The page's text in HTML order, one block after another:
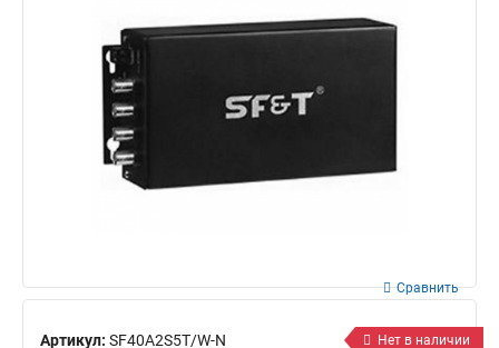
Артикул: SF40A2S5T/W-N
Сравнить
Нет в наличии